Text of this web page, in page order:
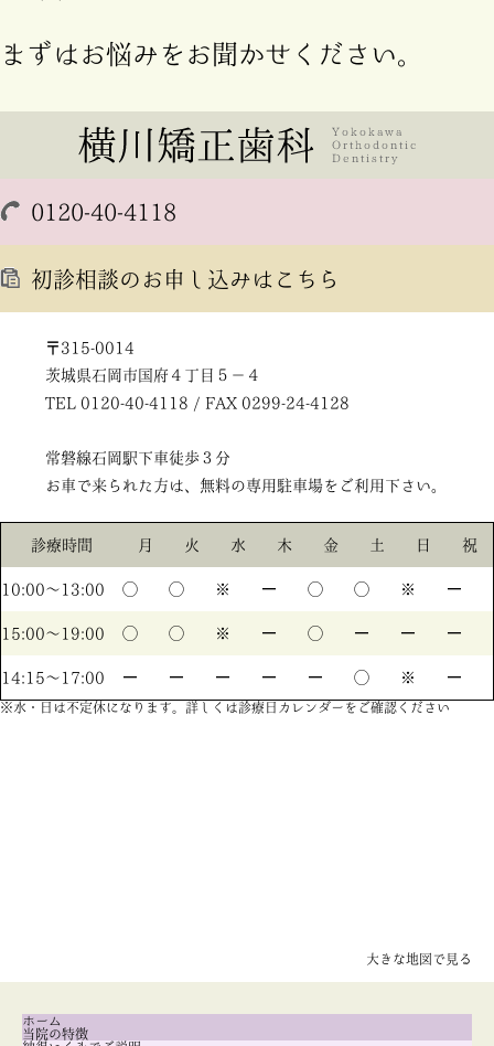
まずはお悩みをお聞かせください。
0120-40-4118
初診相談のお申し込みはこちら
〒315-0014
茨城県石岡市国府４丁目５－４
TEL 0120-40-4118 / FAX 0299-24-4128
常磐線石岡駅下車徒歩３分
お車で来られた方は、無料の専用駐車場をご利用下さい。
診療時間 月 火 水 木 金 土 日 祝
10:00〜13:00 ◯ ◯ ※ ー ◯ ◯ ※ ー
15:00〜19:00 ◯ ◯ ※ ー ◯ ー ー ー
14:15〜17:00 ー ー ー ー ー ◯ ※ ー
※水・日は不定休になります。詳しくは診療日カレンダーをご確認ください
大きな地図で見る
ホーム
当院の特徴